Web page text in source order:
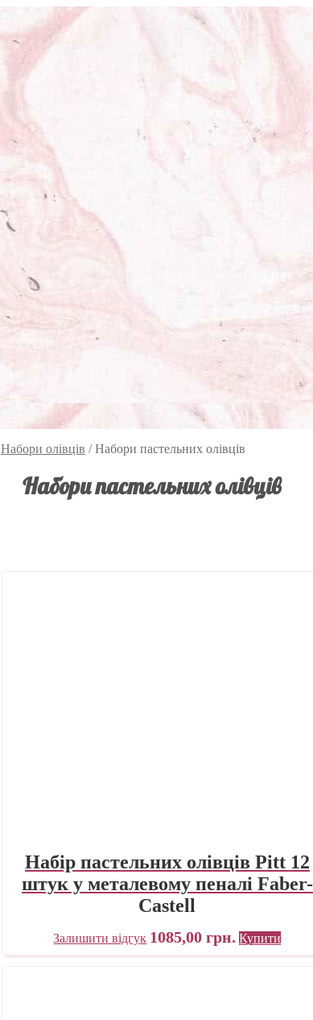
Набори олівців /Набори пастельних олівців
Набори пастельних олівців
Набір пастельних олівців Pitt 12
штук у металевому пеналі Faber-
Castell
Залишити відгук 1085,00грн. Купити